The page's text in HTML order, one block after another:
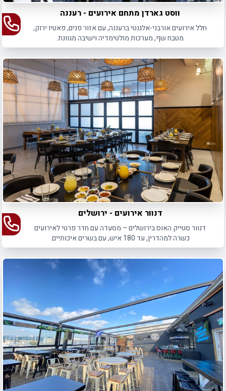
ווסט גארדן מתחם אירועים - רעננה
חלל אירועים אורבני-אלגנטי ברעננה, עם אזור פנים, פאטיו ירוק,
מטבח שף, מערכות מולטימדיה וישיבה מגוונת.
דנוור אירועים - ירושלים
דנוור סטייק האוס בירושלים – מסעדה עם חדר פרטי לאירועים
כשרה למהדרין, עד 180 איש, עם בשרים איכותיים.